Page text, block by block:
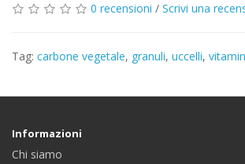
0 recensioni / Scrivi una
Tag: carbone vegetale, granuli, uccelli,
Informazioni
Chi siamo